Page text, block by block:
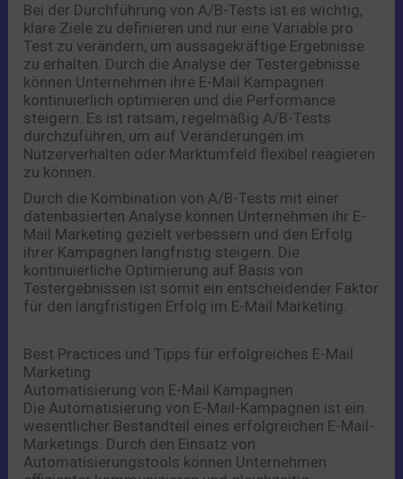
Bei der Durchführung von A/B-Tests ist es wichtig,
klare Ziele zu definieren und nur eine Variable pro
Test zu verändern, um aussagekräftige Ergebnisse
zu erhalten. Durch die Analyse der Testergebnisse
können Unternehmen ihre E-Mail Kampagnen
kontinuierlich optimieren und die Performance
steigern. Es ist ratsam, regelmäßig A/B-Tests
durchzuführen, um auf Veränderungen im
Nutzerverhalten oder Marktumfeld flexibel reagieren
zu können.
Durch die Kombination von A/B-Tests mit einer
datenbasierten Analyse können Unternehmen ihr E-
Mail Marketing gezielt verbessern und den Erfolg
ihrer Kampagnen langfristig steigern. Die
kontinuierliche Optimierung auf Basis von
Testergebnissen ist somit ein entscheidender Faktor
für den langfristigen Erfolg im E-Mail Marketing.
Best Practices und Tipps für erfolgreiches E-Mail
Marketing
Automatisierung von E-Mail Kampagnen
Die Automatisierung von E-Mail-Kampagnen ist ein
wesentlicher Bestandteil eines erfolgreichen E-Mail-
Marketings. Durch den Einsatz von
Automatisierungstools können Unternehmen